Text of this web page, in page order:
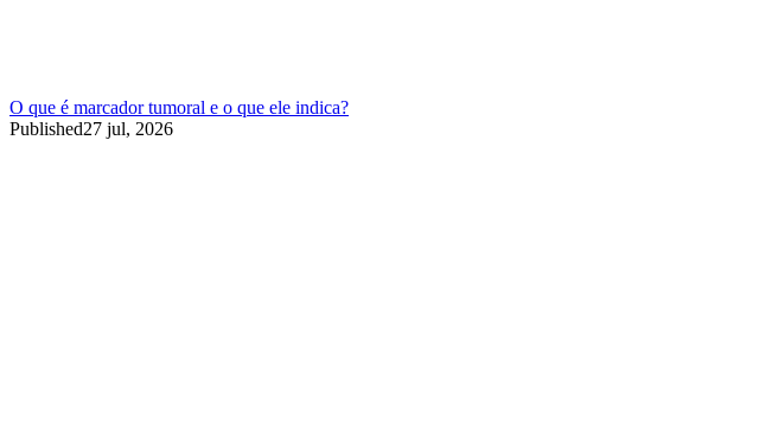
O que é marcador tumoral e o que ele indica?
Published27 jul, 2026